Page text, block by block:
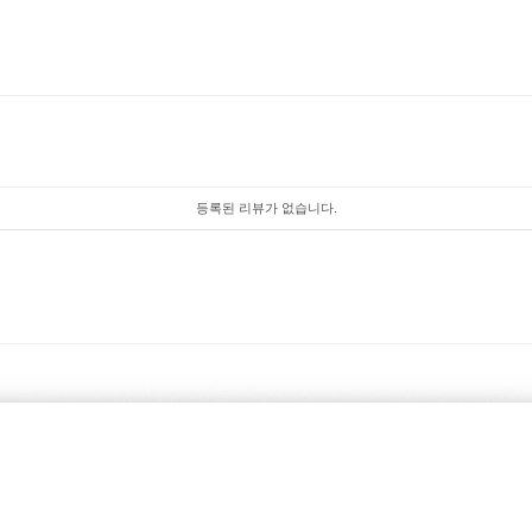
등록된 리뷰가 없습니다.